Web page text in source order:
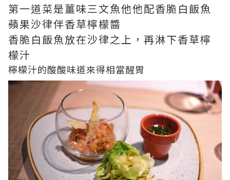
第一道菜是薑味三文魚他他配香脆白飯魚
蘋果沙律伴香草檸檬醬
香脆白飯魚放在沙律之上，再淋下香草檸
檬汁
檸檬汁的酸酸味道來得相當醒胃